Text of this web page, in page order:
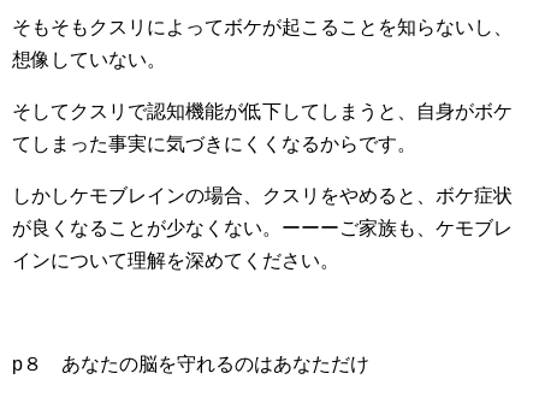
そもそもクスリによってボケが起こることを知らないし、
想像していない。
そしてクスリで認知機能が低下してしまうと、自身がボケ
てしまった事実に気づきにくくなるからです。
しかしケモブレインの場合、クスリをやめると、ボケ症状
が良くなることが少なくない。ーーーご家族も、ケモブレ
インについて理解を深めてください。
p８ あなたの脳を守れるのはあなただけ